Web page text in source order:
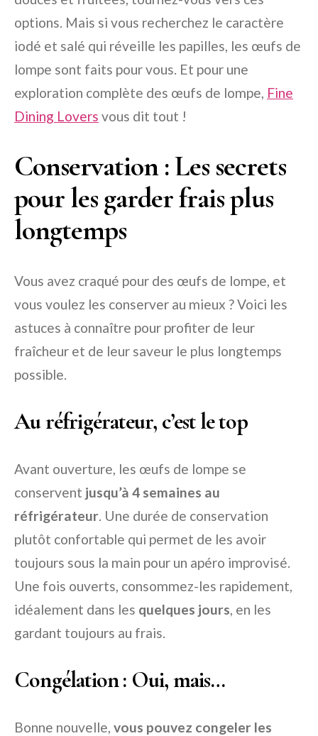
options. Mais si vous recherchez le caractère
iodé et salé qui réveille les papilles, les œufs de
lompe sont faits pour vous. Et pour une
exploration complète des œufs de lompe, Fine
Dining Lovers vous dit tout !
Conservation : Les secrets
pour les garder frais plus
longtemps
Vous avez craqué pour des œufs de lompe, et
vous voulez les conserver au mieux ? Voici les
astuces à connaître pour profiter de leur
fraîcheur et de leur saveur le plus longtemps
possible.
Au réfrigérateur, c’est le top
Avant ouverture, les œufs de lompe se
conservent jusqu’à 4 semaines au
réfrigérateur. Une durée de conservation
plutôt confortable qui permet de les avoir
toujours sous la main pour un apéro improvisé.
Une fois ouverts, consommez-les rapidement,
idéalement dans les quelques jours, en les
gardant toujours au frais.
Congélation : Oui, mais…
Bonne nouvelle, vous pouvez congeler les